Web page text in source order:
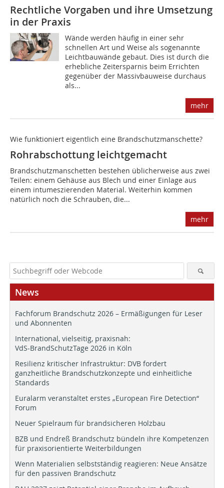
Rechtliche Vorgaben und ihre Umsetzung
in der Praxis
Wände werden häufig in einer sehr
schnellen Art und Weise als sogenannte
Leichtbauwände gebaut. Dies ist durch die
erhebliche Zeitersparnis beim Errichten
gegenüber der Massivbauweise durchaus
als...
mehr
Wie funktioniert eigentlich eine Brandschutzmanschette?
Rohrabschottung leichtgemacht
Brandschutzmanschetten bestehen üblicherweise aus zwei
Teilen: einem Gehäuse aus Blech und einer Einlage aus
einem intumeszierenden Material. Weiterhin kommen
natürlich noch die Schrauben, die...
mehr
News
Fachforum Brandschutz 2026 – Ermäßigungen für Leser
und Abonnenten
International, vielseitig, praxisnah:
VdS-BrandSchutzTage 2026 in Köln
Resilienz kritischer Infrastruktur: DVB fordert
ganzheitliche Brandschutzkonzepte und einheitliche
Standards
Euralarm veranstaltet erstes „European Fire Detection“
Forum
Neuer Spielraum für brandsicheren Holzbau
BZB und Endreß Brandschutz bündeln ihre Kompetenzen
für praxisorientierte Weiterbildungen
Wenn Materialien selbstständig reagieren: Neue Ansätze
für den passiven Brandschutz